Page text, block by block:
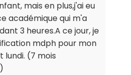
mais en plus,j'ai eu
académique qui m'a
3 heures.A ce jour, je
mdph pour mon
(7 mois